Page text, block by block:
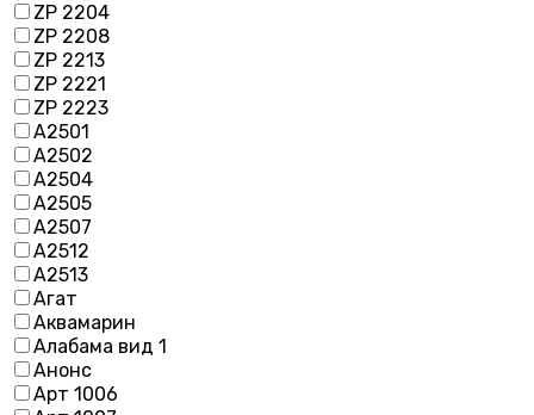
ZP 2204
ZP 2208
ZP 2213
ZP 2221
ZP 2223
А2501
А2502
А2504
А2505
А2507
А2512
А2513
Агат
Аквамарин
Алабама вид 1
Анонс
Арт 1006